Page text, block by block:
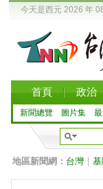
今天是西元 2026 年
首頁 政治
新聞總覽 圖片集
地區新聞網： 台灣｜